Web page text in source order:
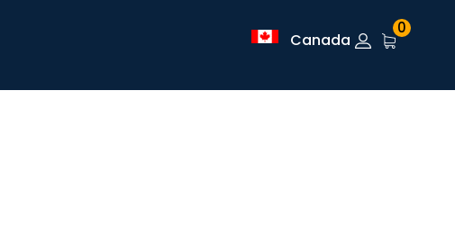
Canada
0